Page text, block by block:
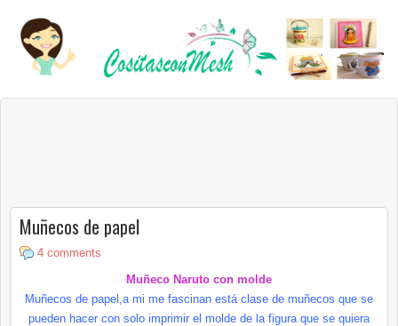
Muñecos de papel
4 comments
Muñeco Naruto con molde
Muñecos de papel,a mi me fascinan está clase de muñecos que se
pueden hacer con solo imprimir el molde de la figura que se quiera